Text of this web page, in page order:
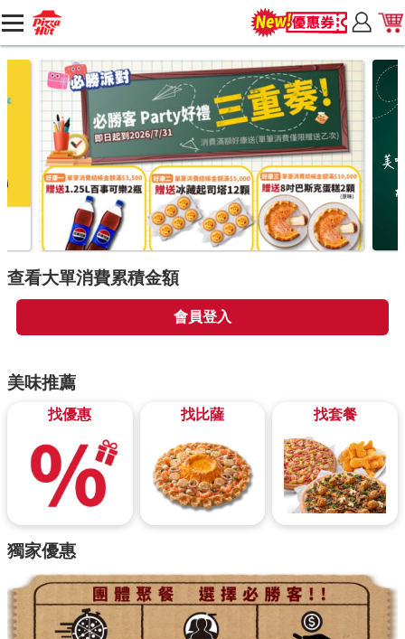
查看大單消費累積金額
會員登入
美味推薦
找優惠 找比薩 找套餐
獨家優惠